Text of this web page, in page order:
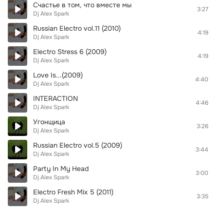
Счастье в том, что вместе мы
Dj Alex Spark
3:27
Russian Electro vol.11 (2010)
Dj Alex Spark
4:19
Electro Stress 6 (2009)
Dj Alex Spark
4:19
Love Is...(2009)
Dj Alex Spark
4:40
INTERACTION
Dj Alex Spark
4:46
Угонщица
Dj Alex Spark
3:26
Russian Electro vol.5 (2009)
Dj Alex Spark
3:44
Party In My Head
Dj Alex Spark
3:00
Electro Fresh Mix 5 (2011)
Dj Alex Spark
3:35